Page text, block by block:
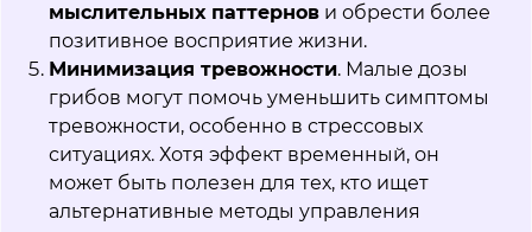
мыслительных паттернов и обрести более
позитивное восприятие жизни.
Минимизация тревожности. Малые дозы
грибов могут помочь уменьшить симптомы
тревожности, особенно в стрессовых
ситуациях. Хотя эффект временный, он
может быть полезен для тех, кто ищет
альтернативные методы управления